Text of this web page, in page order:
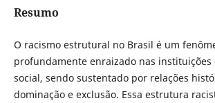
Resumo
O racismo estrutural no Brasil é um
profundamente enraizado nas instituições
social, sendo sustentado por relações
dominação e exclusão. Essa estrutura